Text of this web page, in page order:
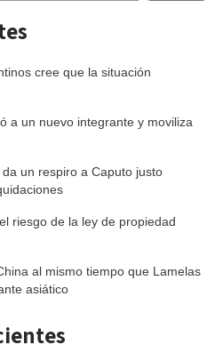
cree que la situación
a un nuevo integrante y moviliza
un respiro a Caputo justo
riesgo de la ley de propiedad
al mismo tiempo que Lamelas
asiático